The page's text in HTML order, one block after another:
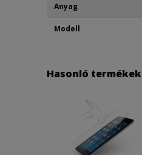
Anyag
Modell
Hasonló termékek